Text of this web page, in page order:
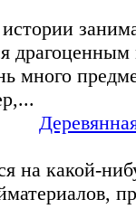
много
на какой-